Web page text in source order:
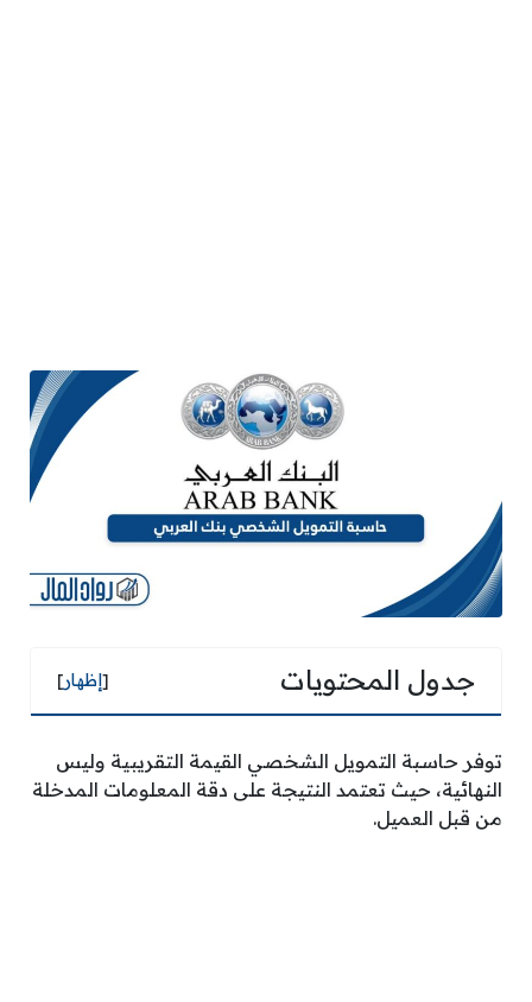
جدول المحتويات [إظهار]
توفر حاسبة التمويل الشخصي القيمة التقريبية وليس
النهائية، حيث تعتمد النتيجة على دقة المعلومات المدخلة
من قبل العميل.